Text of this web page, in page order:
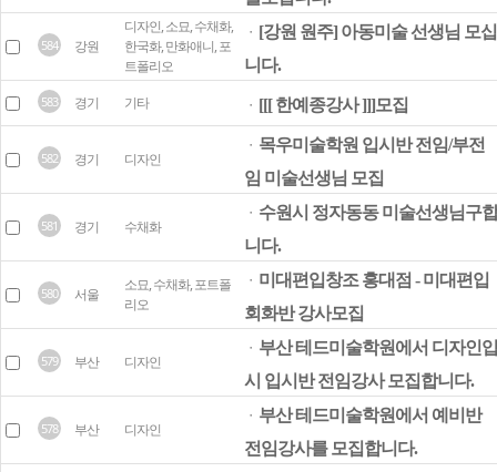
584 강원
디자인, 소묘, 수채화,
한국화, 만화애니, 포
트폴리오
ㆍ [강원 원주] 아동미술 선생님 모십
니다.
583 경기 기타 ㆍ [[[ 한예종강사 ]]]모집
582 경기 디자인
ㆍ 목우미술학원 입시반 전임/부전
임 미술선생님 모집
581 경기 수채화
ㆍ 수원시 정자동동 미술선생님구합
니다.
580 서울
소묘, 수채화, 포트폴
리오
ㆍ 미대편입창조 홍대점 - 미대편입
회화반 강사모집
579 부산 디자인
ㆍ 부산 테드미술학원에서 디자인입
시 입시반 전임강사 모집합니다.
578 부산 디자인
ㆍ 부산 테드미술학원에서 예비반
전임강사를 모집합니다.